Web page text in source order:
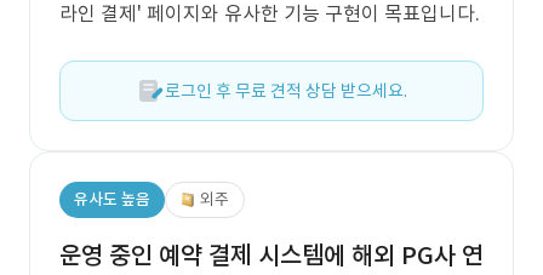
라인 결제' 페이지와 유사한 기능 구현이 목표입니다.
로그인 후 무료 견적 상담 받으세요.
유사도 높음 외주
운영 중인 예약 결제 시스템에 해외 PG사 연